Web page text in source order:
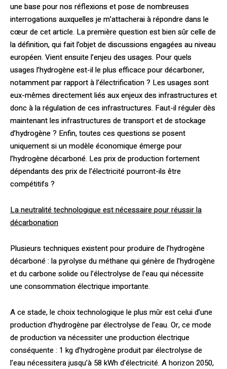
une base pour nos réflexions et pose de nombreuses
interrogations auxquelles je m’attacherai à répondre dans le
cœur de cet article. La première question est bien sûr celle de
la définition, qui fait l’objet de discussions engagées au niveau
européen. Vient ensuite l’enjeu des usages. Pour quels
usages l’hydrogène est-il le plus efficace pour décarboner,
notamment par rapport à l’électrification ? Les usages sont
eux-mêmes directement liés aux enjeux des infrastructures et
donc à la régulation de ces infrastructures. Faut-il réguler dès
maintenant les infrastructures de transport et de stockage
d’hydrogène ? Enfin, toutes ces questions se posent
uniquement si un modèle économique émerge pour
l’hydrogène décarboné. Les prix de production fortement
dépendants des prix de l’électricité pourront-ils être
compétitifs ?
La neutralité technologique est nécessaire pour réussir la
décarbonation
Plusieurs techniques existent pour produire de l’hydrogène
décarboné : la pyrolyse du méthane qui génère de l’hydrogène
et du carbone solide ou l’électrolyse de l’eau qui nécessite
une consommation électrique importante.
A ce stade, le choix technologique le plus mûr est celui d’une
production d’hydrogène par électrolyse de l’eau. Or, ce mode
de production va nécessiter une production électrique
conséquente : 1 kg d’hydrogène produit par électrolyse de
l’eau nécessitera jusqu’à 58 kWh d’électricité. A horizon 2050,